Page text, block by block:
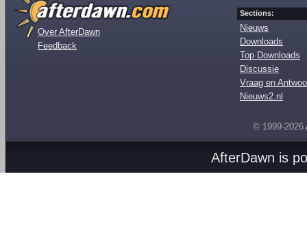
Over AfterDawn
Feedback
Sections:
Nieuws
Downloads
Top Downloads
Discussie
Vraag en
Nieuws2.nl
© 1999-2026
AfterDawn is